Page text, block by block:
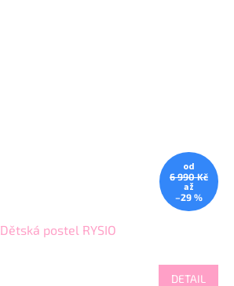
od
6 990 Kč
až
–29 %
Dětská postel RYSIO
DETAIL